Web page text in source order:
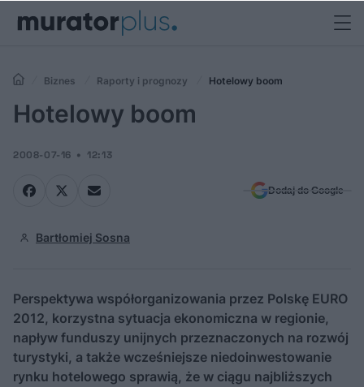
Biznes Raporty i prognozy Hotelowy boom
Hotelowy boom
2008-07-16 12:13
Dodaj do Google
Bartłomiej Sosna
Perspektywa współorganizowania przez Polskę EURO
2012, korzystna sytuacja ekonomiczna w regionie,
napływ funduszy unijnych przeznaczonych na rozwój
turystyki, a także wcześniejsze niedoinwestowanie
rynku hotelowego sprawią, że w ciągu najbliższych